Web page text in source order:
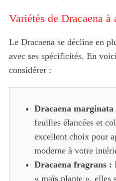
Variétés de Dracaena à
Le Dracaena se décline en
avec ses spécificités. En
considérer :
Dracaena marginata
feuilles élancées et
excellent choix pour
moderne à votre
Dracaena fragrans :
« maïs plante », elles